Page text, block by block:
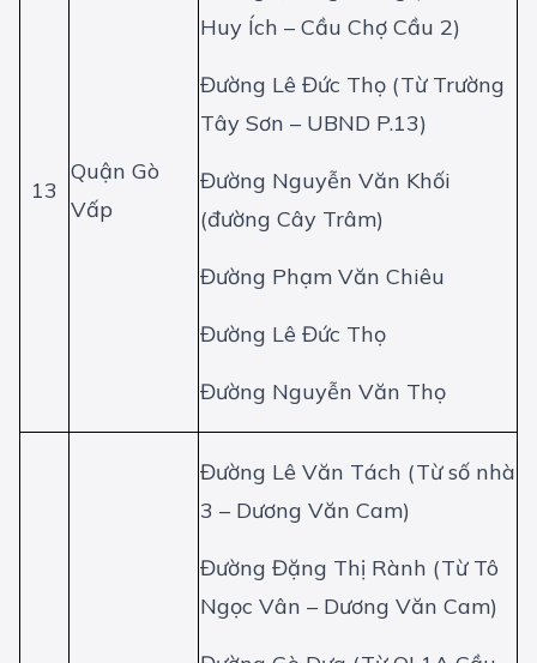
13
Quận Gò
Vấp
Huy Ích – Cầu Chợ Cầu 2)
Đường Lê Đức Thọ (Từ Trường
Tây Sơn – UBND P.13)
Đường Nguyễn Văn Khối
(đường Cây Trâm)
Đường Phạm Văn Chiêu
Đường Lê Đức Thọ
Đường Nguyễn Văn Thọ
Đường Lê Văn Tách (Từ số nhà
3 – Dương Văn Cam)
Đường Đặng Thị Rành (Từ Tô
Ngọc Vân – Dương Văn Cam)